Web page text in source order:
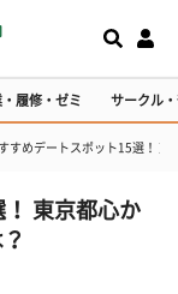
・履修・ゼミ サークル
すめデートスポット15選！ 東
東京都心か